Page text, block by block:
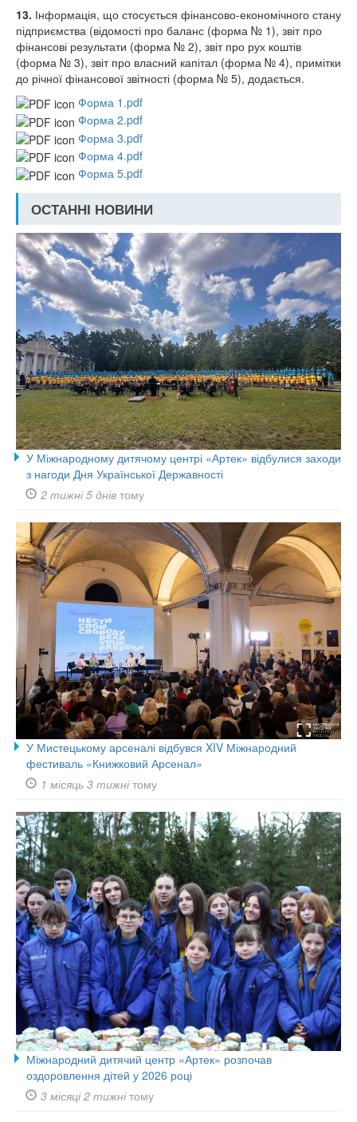
13. Інформація, що стосується фінансово-економічного стану
підприємства (відомості про баланс (форма № 1), звіт про
фінансові результати (форма № 2), звіт про рух коштів
(форма № 3), звіт про власний капітал (форма № 4), примітки
до річної фінансової звітності (форма № 5), додається.
Форма 1.pdf
Форма 2.pdf
Форма 3.pdf
Форма 4.pdf
Форма 5.pdf
ОСТАННІ НОВИНИ
У Міжнародному дитячому центрі «Артек» відбулися заходи
з нагоди Дня Української Державності
2 тижні 5 днів тому
У Мистецькому арсеналі відбувся XIV Міжнародний
фестиваль «Книжковий Арсенал»
1 місяць 3 тижнітому
Міжнародний дитячий центр «Артек» розпочав
оздоровлення дітей у 2026 році
3 місяці 2 тижнітому